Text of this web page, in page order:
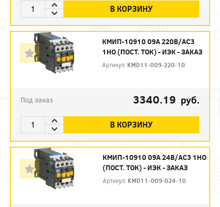
В КОРЗИНУ
КМИП-10910 09А 220В/АС3
1НО (ПОСТ. ТОК) - ИЭК - ЗАКАЗ
Артикул: KMD11-009-220-10
Под заказ 3340.19 руб.
В КОРЗИНУ
КМИП-10910 09А 24В/АС3 1НО
(ПОСТ. ТОК) - ИЭК - ЗАКАЗ
Артикул: KMD11-009-024-10